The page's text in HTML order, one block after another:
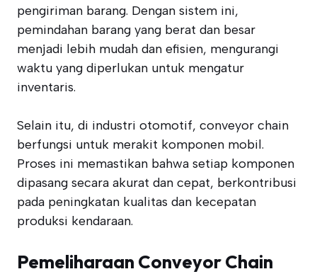
pengiriman barang. Dengan sistem ini,
pemindahan barang yang berat dan besar
menjadi lebih mudah dan efisien, mengurangi
waktu yang diperlukan untuk mengatur
inventaris.
Selain itu, di industri otomotif, conveyor chain
berfungsi untuk merakit komponen mobil.
Proses ini memastikan bahwa setiap komponen
dipasang secara akurat dan cepat, berkontribusi
pada peningkatan kualitas dan kecepatan
produksi kendaraan.
Pemeliharaan Conveyor Chain